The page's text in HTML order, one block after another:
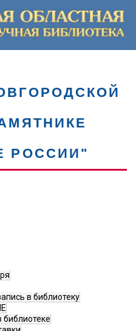
РОССИИ"
в библиотеку